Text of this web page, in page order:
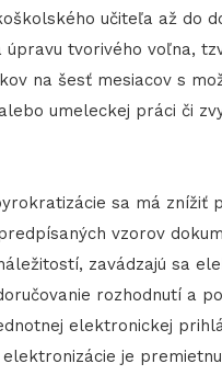
učiteľa až do
úpravu tvorivého voľna,
na šesť mesiacov s
umeleckej práci či
sa má znížiť
vzorov
zavádzajú sa
rozhodnutí a
elektronickej
je